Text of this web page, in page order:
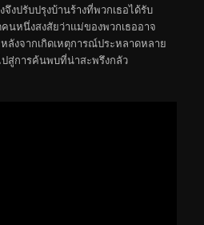
งปรับปรุงบ้านร้างที่พวกเธอได้รับ
นหนึ่งสงสัยว่าแม่ของพวกเธออาจ
ลังจากเกิดเหตุการณ์ประหลาดหลาย
สู่การค้นพบที่น่าสะพรึงกลัว